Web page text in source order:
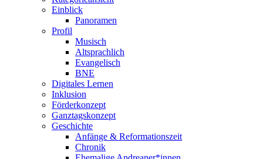
Einblick
Panoramen
Profil
Musisch
Altsprachlich
Evangelisch
BNE
Digitales Lernen
Inklusion
Förderkonzept
Ganztagskonzept
Geschichte
Anfänge & Reformationszeit
Chronik